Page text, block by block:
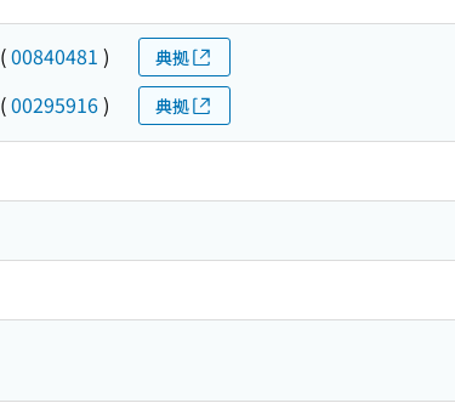
(00840481 ) 典拠
(00295916) 典拠